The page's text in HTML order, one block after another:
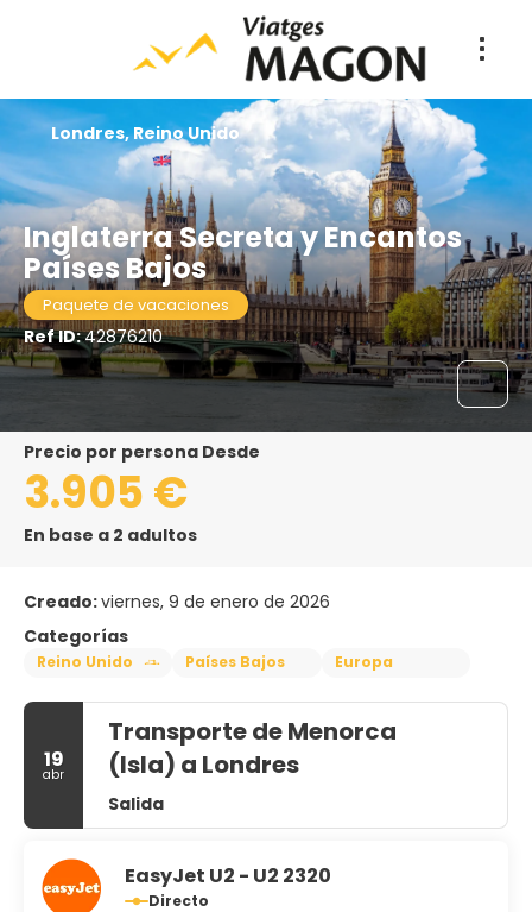
Inglaterra Secreta y Encantos
Países Bajos
Paquete de vacaciones
Ref ID:42876210
Londres, Reino Unido
precio por persona Desde
3.905 €
En base a 2 adultos
Creado:viernes, 9 de enero de 2026
Categorías
Reino Unido Países Bajos Europa
19
abr
Transporte de Menorca
(Isla) a Londres
Salida
EasyJet U2 - U2 2320
Directo